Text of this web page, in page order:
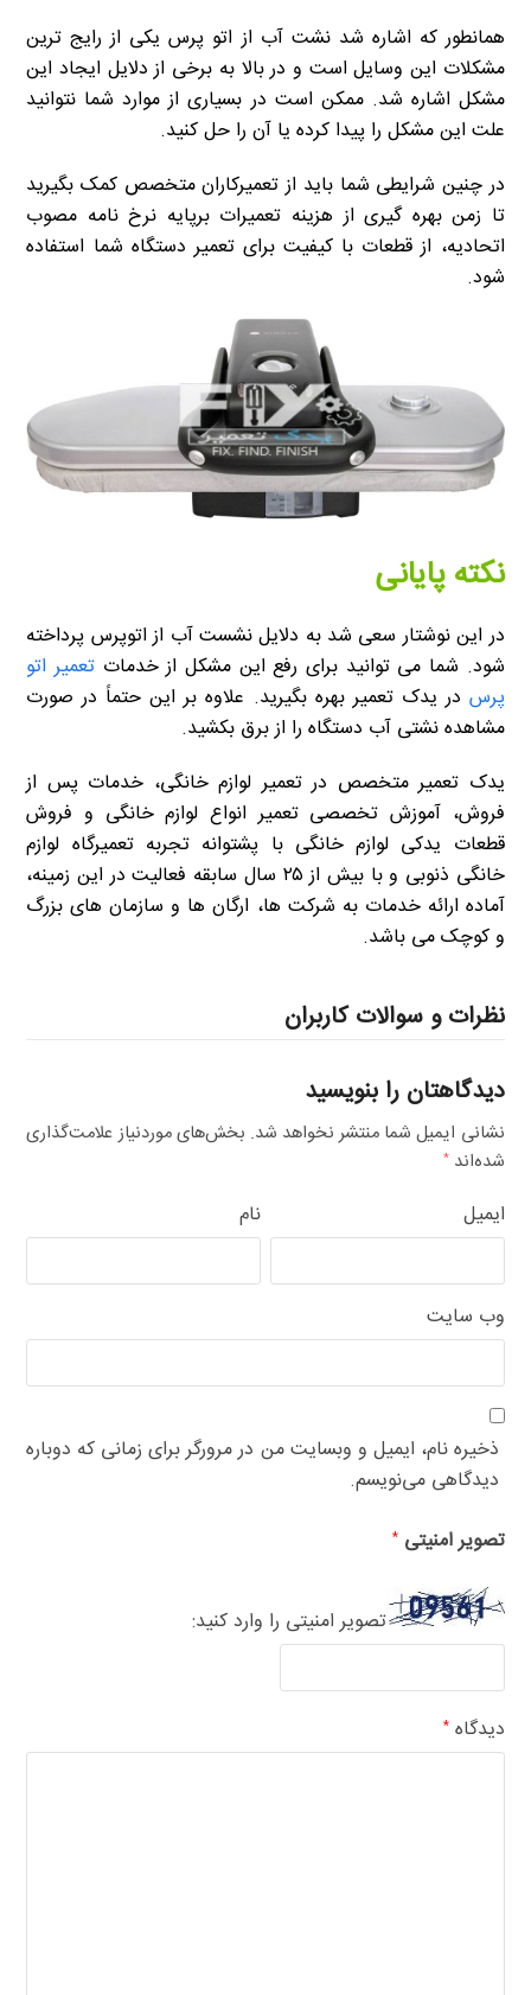
همانطور که اشاره شد نشت آب از اتو پرس یکی از رایج ترین
مشکلات این وسایل است و در بالا به برخی از دلایل ایجاد این
مشکل اشاره شد. ممکن است در بسیاری از موارد شما نتوانید
علت این مشکل را پیدا کرده یا آن را حل کنید.
در چنین شرایطی شما باید از تعمیرکاران متخصص کمک بگیرید
تا زمن بهره گیری از هزینه تعمیرات برپایه نرخ نامه مصوب
اتحادیه، از قطعات با کیفیت برای تعمیر دستگاه شما استفاده
شود.
نکته پایانی
در این نوشتار سعی شد به دلایل نشست آب از اتوپرس پرداخته
شود. شما می توانید برای رفع این مشکل از خدمات تعمیر اتو
پرس در یدک تعمیر بهره بگیرید. علاوه بر این حتماً در صورت
مشاهده نشتی آب دستگاه را از برق بکشید.
یدک تعمیر متخصص در تعمیر لوازم خانگی، خدمات پس از
فروش، آموزش تخصصی تعمیر انواع لوازم خانگی و فروش
قطعات یدکی لوازم خانگی با پشتوانه تجربه تعمیرگاه لوازم
خانگی ذنوبی و با بیش از ۲۵ سال سابقه فعالیت در این زمینه،
آماده ارائه خدمات به شرکت ها، ارگان ها و سازمان های بزرگ
و کوچک می باشد.
نظرات و سوالات کاربران
دیدگاهتان را بنویسید
نشانی ایمیل شما منتشر نخواهد شد. بخش‌های موردنیاز علامت‌گذاری
شده‌اند*
نام ایمیل
وب‌ سایت
ذخیره نام، ایمیل و وبسایت من در مرورگر برای زمانی که دوباره
دیدگاهی می‌نویسم.
تصویر امنیتی*
تصویر امنیتی را وارد کنید:
دیدگاه*